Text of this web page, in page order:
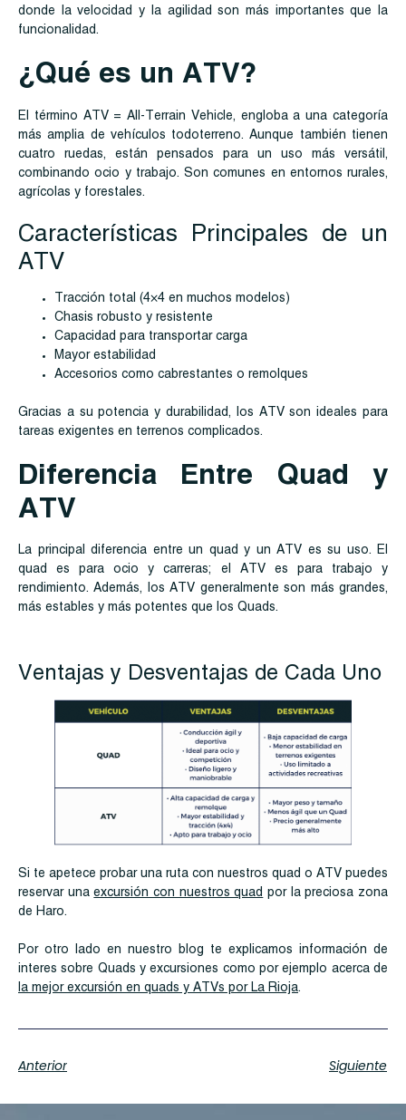
donde la velocidad y la agilidad son más importantes que la
funcionalidad.
¿Qué es un ATV?
El término ATV = All-Terrain Vehicle, engloba a una categoría
más amplia de vehículos todoterreno. Aunque también tienen
cuatro ruedas, están pensados para un uso más versátil,
combinando ocio y trabajo. Son comunes en entornos rurales,
agrícolas y forestales.
Características Principales de un
ATV
Tracción total (4×4 en muchos modelos)
Chasis robusto y resistente
Capacidad para transportar carga
Mayor estabilidad
Accesorios como cabrestantes o remolques
Gracias a su potencia y durabilidad, los ATV son ideales para
tareas exigentes en terrenos complicados.
Diferencia Entre Quad y
ATV
La principal diferencia entre un quad y un ATV es su uso. El
quad es para ocio y carreras; el ATV es para trabajo y
rendimiento. Además, los ATV generalmente son más grandes,
más estables y más potentes que los Quads.
Ventajas y Desventajas de Cada Uno
Si te apetece probar una ruta con nuestros quad o ATV puedes
reservar unaexcursión con nuestros quad
por la preciosa zona
de Haro.
Por otro lado en nuestro blog te explicamos información de
interes sobre Quads y excursiones como por ejemplo acerca de
la mejor excursión en quads y ATVs por La Rioja.
Anterior Siguiente